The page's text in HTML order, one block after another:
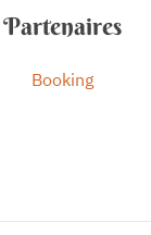
Partenaires
Booking